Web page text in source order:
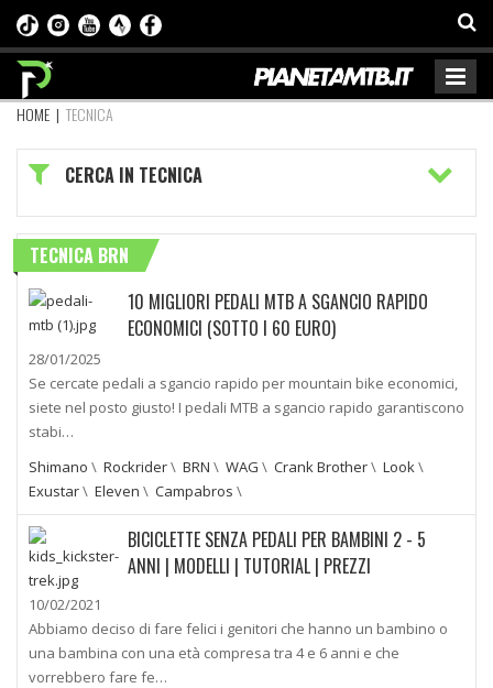
HOME | TECNICA
CERCA IN TECNICA
TECNICA BRN
10 MIGLIORI PEDALI MTB A SGANCIO RAPIDO
ECONOMICI (SOTTO I 60 EURO)
28/01/2025
Se cercate pedali a sgancio rapido per mountain bike economici,
siete nel posto giusto! I pedali MTB a sgancio rapido garantiscono
stabi…
Shimano \ Rockrider\ BRN \ WAG \ Crank Brother\ Look \
Exustar\ Eleven \ Campabros \
BICICLETTE SENZA PEDALI PER BAMBINI 2 - 5
ANNI | MODELLI | TUTORIAL | PREZZI
10/02/2021
Abbiamo deciso di fare felici i genitori che hanno un bambino o
una bambina con una età compresa tra 4 e 6 anni e che
vorrebbero fare fe…